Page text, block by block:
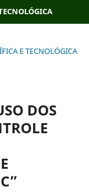
E TECNOLÓGICA
DOS